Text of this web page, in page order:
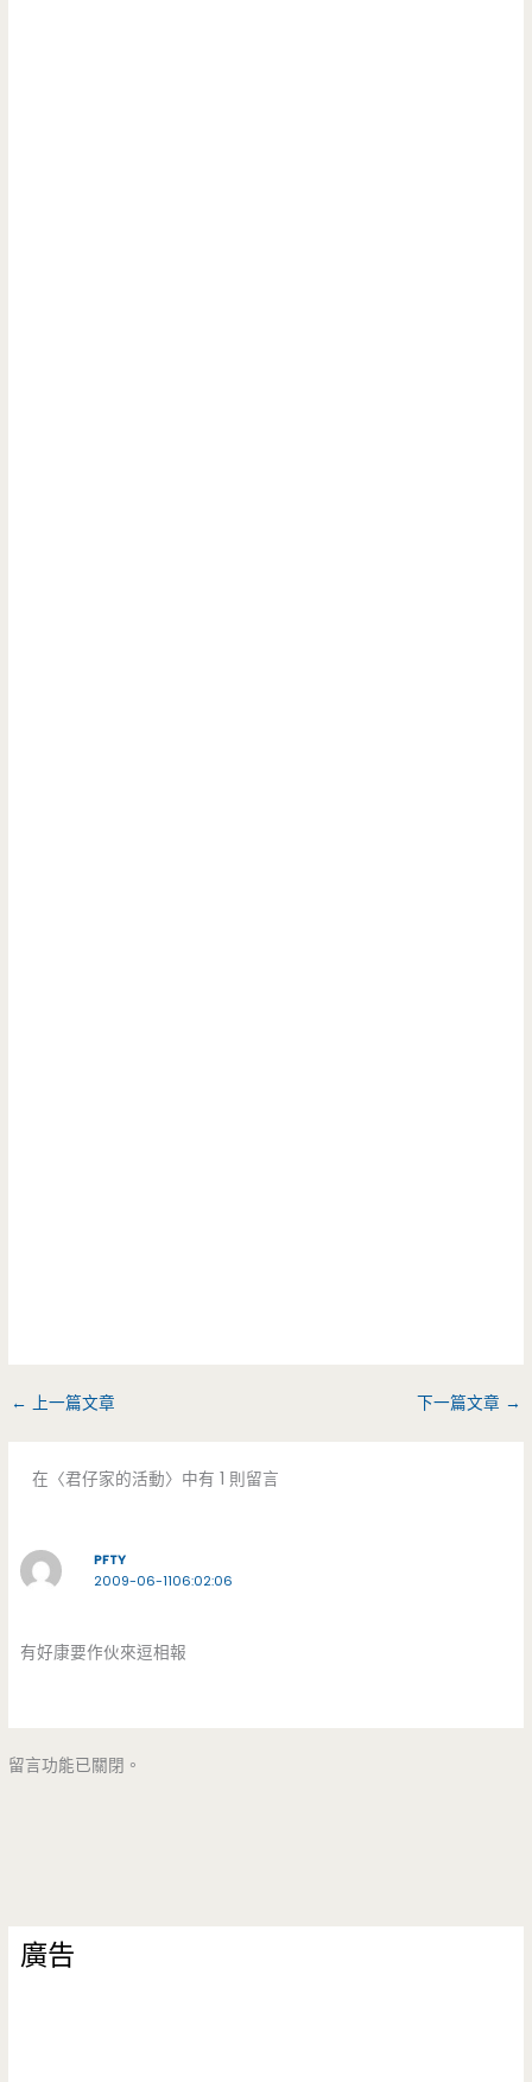
← 上一篇文章 下一篇文章 →
在〈君仔家的活動〉中有 1 則留言
PFTY
2009-06-1106:02:06
有好康要作伙來逗相報
留言功能已關閉。
廣告